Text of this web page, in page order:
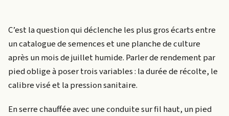
C’est la question qui déclenche les plus gros écarts entre
un catalogue de semences et une planche de culture
après un mois de juillet humide. Parler de rendement par
pied oblige à poser trois variables : la durée de récolte, le
calibre visé et la pression sanitaire.
En serre chauffée avec une conduite sur fil haut, un pied